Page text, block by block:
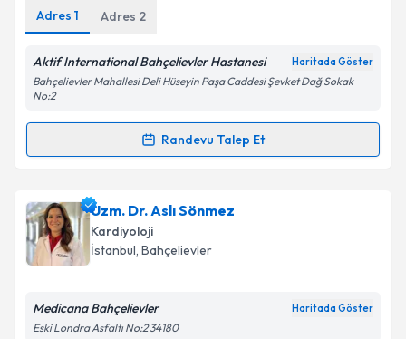
Adres 1 Adres 2
Aktif International Bahçelievler Hastanesi Haritada Göster
Bahçelievler Mahallesi Deli Hüseyin Paşa Caddesi Şevket Dağ Sokak
No:2
Randevu Talep Et
Randevu Takvimi Talebi
Uzm. Dr. Necdet Filizkayaiçin randevu takvimi
talebi oluşturun. Size bu uzmandan randevu almanız
için bir takvim hazırlandığında e-posta ile
bilgilendireceğiz.
Uzm. Dr. Aslı Sönmez
Kardiyoloji
İstanbul, Bahçelievler
Medicana Bahçelievler Haritada Göster
Eski Londra Asfaltı No:2 34180